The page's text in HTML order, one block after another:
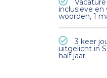
inclusieve en
woorden, 1
3 keer
uitgelicht in
half jaar